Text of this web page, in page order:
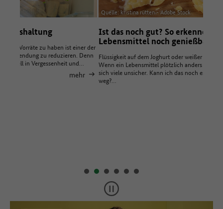
Quelle: kristina rütten - Adobe Stock
Ist das noch gut? So erkennen Sie, ob
Lebensmittel noch genießbar sind
Flüssigkeit auf dem Joghurt oder weißer Belag auf der Schokolade:
Wenn ein Lebensmittel plötzlich anders aussieht als gewohnt, sind
sich viele unsicher. Kann ich das noch essen? Oder werfe ich es